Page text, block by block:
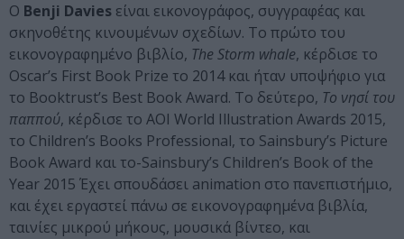
Ο Benji Davies είναι εικονογράφος, συγγραφέας και
σκηνοθέτης κινουμένων σχεδίων. Το πρώτο του
εικονογραφημένο βιβλίο, The Storm whale, κέρδισε το
Oscar’s First Book Prize το 2014 και ήταν υποψήφιο για
το Booktrust’s Best Book Award. Το δεύτερο, Το νησί του
παππού, κέρδισε το AOI World Illustration Awards 2015,
το Children’s Books Professional, το Sainsbury’s Picture
Book Award και το-Sainsbury’s Children’s Book of the
Year 2015 Έχει σπουδάσει animation στο πανεπιστήμιο,
και έχει εργαστεί πάνω σε εικονογραφημένα βιβλία,
ταινίες μικρού μήκους, μουσικά βίντεο, και